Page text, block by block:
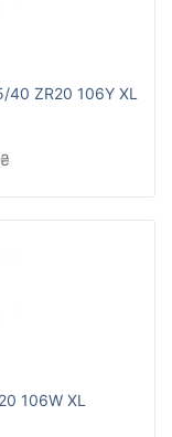
40 ZR20 106Y XL
₴
106W XL